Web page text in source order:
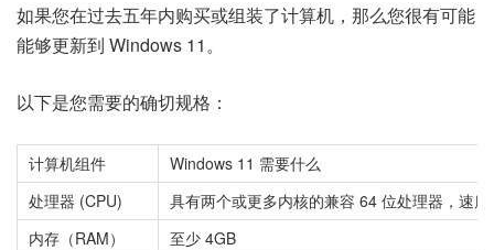
如果您在过去五年内购买或组装了计算机，那么您很有可能
能够更新到 Windows 11。
以下是您需要的确切规格：
计算机组件
Windows 11 需要什么
处理器 (CPU)
具有两个或更多内核的兼容 64 位处理器，速
内存（RAM）
至少 4GB